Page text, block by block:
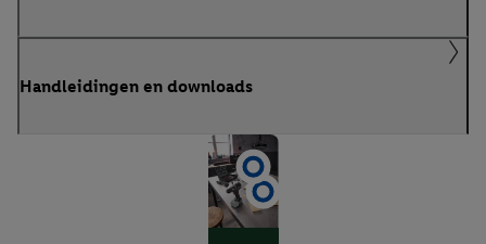
Handleidingen en downloads